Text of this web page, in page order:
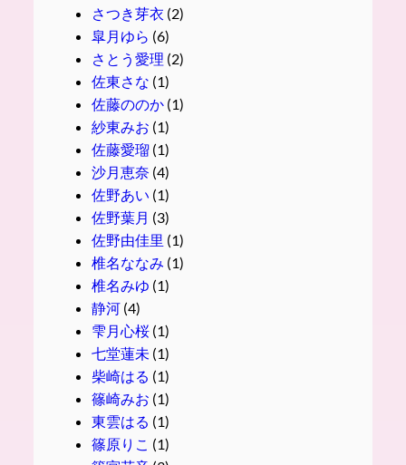
さつき芽衣 (2)
皐月ゆら (6)
さとう愛理 (2)
佐東さな (1)
佐藤ののか(1)
紗東みお (1)
佐藤愛瑠(1)
沙月恵奈 (4)
佐野あい (1)
佐野葉月 (3)
佐野由佳里 (1)
椎名ななみ (1)
椎名みゆ (1)
静河(4)
雫月心桜(1)
七堂蓮未 (1)
柴崎はる (1)
篠崎みお (1)
東雲はる (1)
篠原りこ (1)